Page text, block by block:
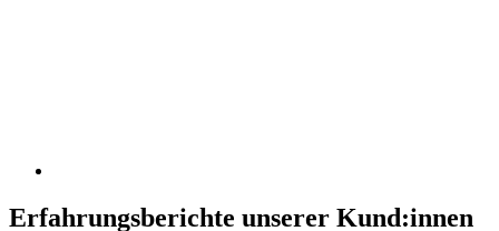
Erfahrungsberichte unserer Kund:innen